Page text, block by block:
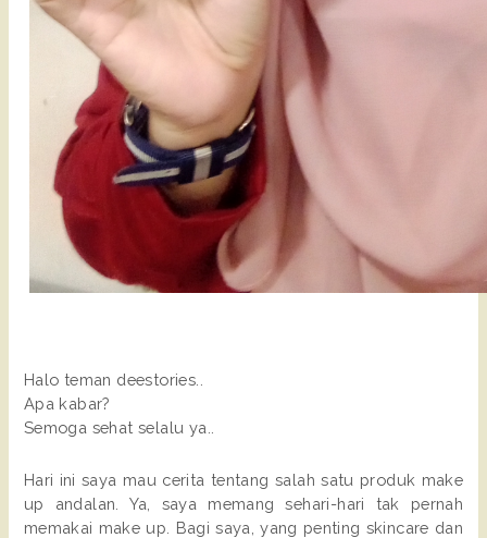
Halo teman deestories..
Apa kabar?
Semoga sehat selalu ya..
Hari ini saya mau cerita tentang salah satu produk make
up andalan. Ya, saya memang sehari-hari tak pernah
memakai make up. Bagi saya, yang penting skincare dan